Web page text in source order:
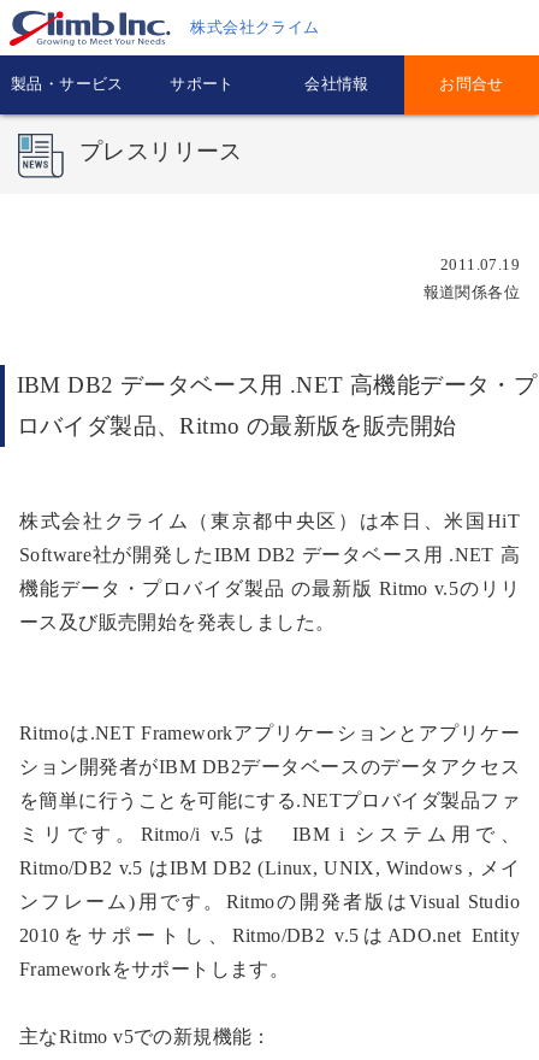
株式会社クライム
製品・サービス サポート 会社情報 お問合せ
プレスリリース
2011.07.19
報道関係各位
IBM DB2 データベース用 .NET 高機能データ・プ
ロバイダ製品、Ritmo の最新版を販売開始
株式会社クライム（東京都中央区）は本日、米国HiT
Software社が開発したIBM DB2 データベース用 .NET 高
機能データ・プロバイダ製品 の最新版 Ritmo v.5のリリ
ース及び販売開始を発表しました。
Ritmoは.NET Frameworkアプリケーションとアプリケー
ション開発者がIBM DB2データベースのデータアクセス
を簡単に行うことを可能にする.NETプロバイダ製品ファ
ミリです。Ritmo/i v.5 は IBM i システム用で、
Ritmo/DB2 v.5 はIBM DB2 (Linux, UNIX, Windows , メイ
ンフレーム)用です。Ritmoの開発者版はVisual Studio
2010をサポートし、Ritmo/DB2 v.5はADO.net Entity
Frameworkをサポートします。
主なRitmo v5での新規機能：